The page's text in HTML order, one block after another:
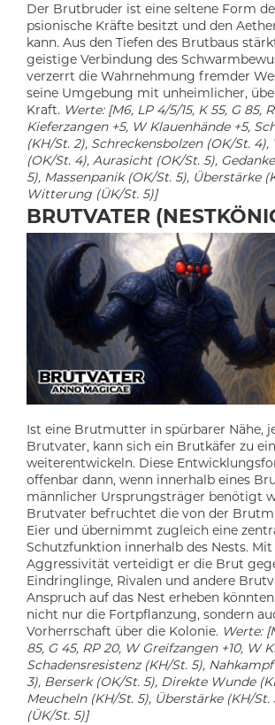
Der Brutbruder ist eine seltene Form
psionische Kräfte besitzt und den
kann. Aus den Tiefen des Brutbaus
geistige Verbindung des
verzerrt die Wahrnehmung fremder
seine Umgebung mit unheimlicher,
Kraft. Werte: [M6, LP 4/5/15, K 55, G 85,
Kieferzangen +5, W Klauenhände +5,
(KH/St. 2), Schreckensbolzen (OK/St.
(OK/St. 4), Aurasicht (OK/St. 5),
5), Massenpanik (OK/St. 5), Überstärke
Witterung (ÜK/St. 5)]
BRUTVATER
Ist eine Brutmutter in spürbarer Nähe,
Brutvater, kann sich ein Brutkäfer zu
weiterentwickeln. Diese
offenbar dann, wenn innerhalb eines
männlicher Ursprungsträger benötigt
Brutvater befruchtet die von der
Eier und übernimmt zugleich eine
Schutzfunktion innerhalb des Nests.
Aggressivität verteidigt er die Brut
Eindringlinge, Rivalen und andere
Anspruch auf das Nest erheben
nicht nur die Fortpflanzung, sondern
Vorherrschaft über die Kolonie. Werte:
85, G 45, RP 20, W Greifzangen +10, W
Schadensresistenz (KH/St. 5),
3), Berserk (OK/St. 5), Direkte Wunde
Meucheln (KH/St. 5), Überstärke (KH/
(ÜK/St. 5)]